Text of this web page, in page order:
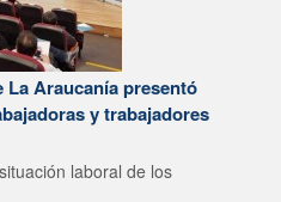
Araucanía presentó
y trabajadores
laboral de los